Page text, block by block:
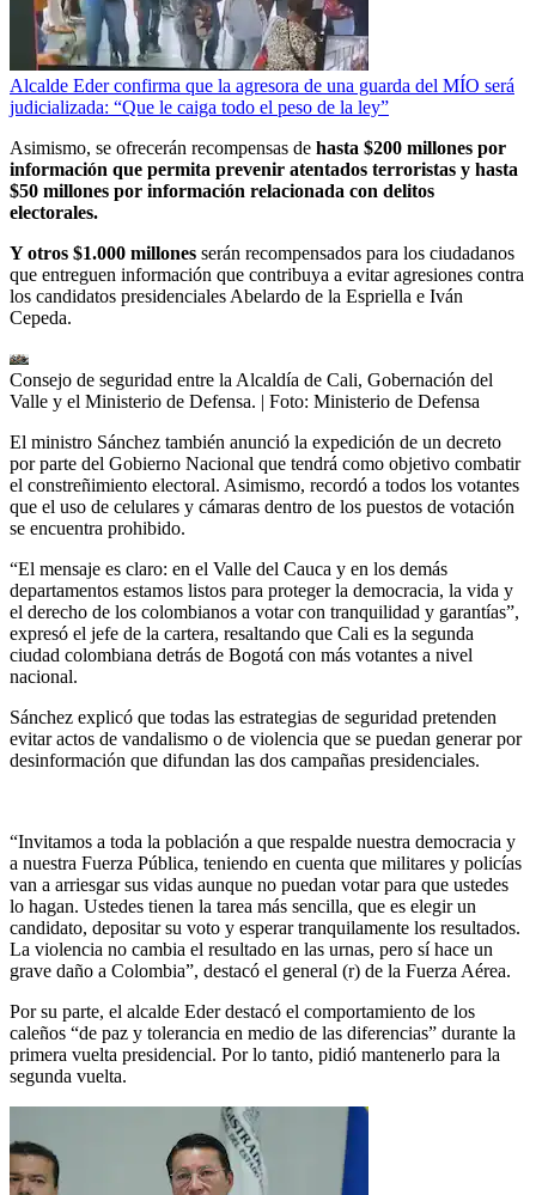
Alcalde Eder confirma que la agresora de una guarda del MÍO será
judicializada: “Que le caiga todo el peso de la ley”
Asimismo, se ofrecerán recompensas de hasta $200 millones por
información que permita prevenir atentados terroristas y hasta
$50 millones por información relacionada con delitos
electorales.
Y otros $1.000 millones serán recompensados para los ciudadanos
que entreguen información que contribuya a evitar agresiones contra
los candidatos presidenciales Abelardo de la Espriella e Iván
Cepeda.
Consejo de seguridad entre la Alcaldía de Cali, Gobernación del
Valle y el Ministerio de Defensa. | Foto: Ministerio de Defensa
El ministro Sánchez también anunció la expedición de un decreto
por parte del Gobierno Nacional que tendrá como objetivo combatir
el constreñimiento electoral. Asimismo, recordó a todos los votantes
que el uso de celulares y cámaras dentro de los puestos de votación
se encuentra prohibido.
“El mensaje es claro: en el Valle del Cauca y en los demás
departamentos estamos listos para proteger la democracia, la vida y
el derecho de los colombianos a votar con tranquilidad y garantías”,
expresó el jefe de la cartera, resaltando que Cali es la segunda
ciudad colombiana detrás de Bogotá con más votantes a nivel
nacional.
Sánchez explicó que todas las estrategias de seguridad pretenden
evitar actos de vandalismo o de violencia que se puedan generar por
desinformación que difundan las dos campañas presidenciales.
“Invitamos a toda la población a que respalde nuestra democracia y
a nuestra Fuerza Pública, teniendo en cuenta que militares y policías
van a arriesgar sus vidas aunque no puedan votar para que ustedes
lo hagan. Ustedes tienen la tarea más sencilla, que es elegir un
candidato, depositar su voto y esperar tranquilamente los resultados.
La violencia no cambia el resultado en las urnas, pero sí hace un
grave daño a Colombia”, destacó el general (r) de la Fuerza Aérea.
Por su parte, el alcalde Eder destacó el comportamiento de los
caleños “de paz y tolerancia en medio de las diferencias” durante la
primera vuelta presidencial. Por lo tanto, pidió mantenerlo para la
segunda vuelta.